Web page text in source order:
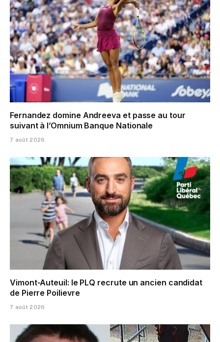
Fernandez domine Andreeva et passe au tour
suivant à l’Omnium Banque Nationale
7 août 2026
Vimont-Auteuil: le PLQ recrute un ancien candidat
de Pierre Poilievre
7 août 2026